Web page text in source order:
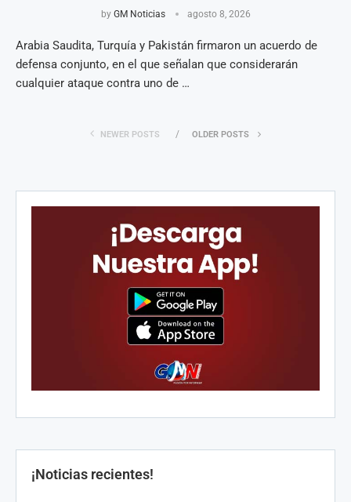
by GM Noticias agosto 8, 2026
Arabia Saudita, Turquía y Pakistán firmaron un acuerdo de
defensa conjunto, en el que señalan que considerarán
cualquier ataque contra uno de …
NEWER POSTS OLDER POSTS
¡Noticias recientes!